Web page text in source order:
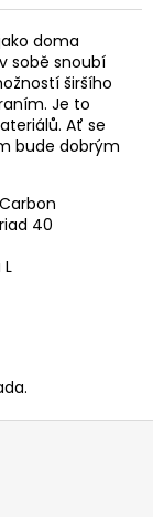
doma
sobě snoubí
širšího
Je to
Ať se
bude dobrým
40